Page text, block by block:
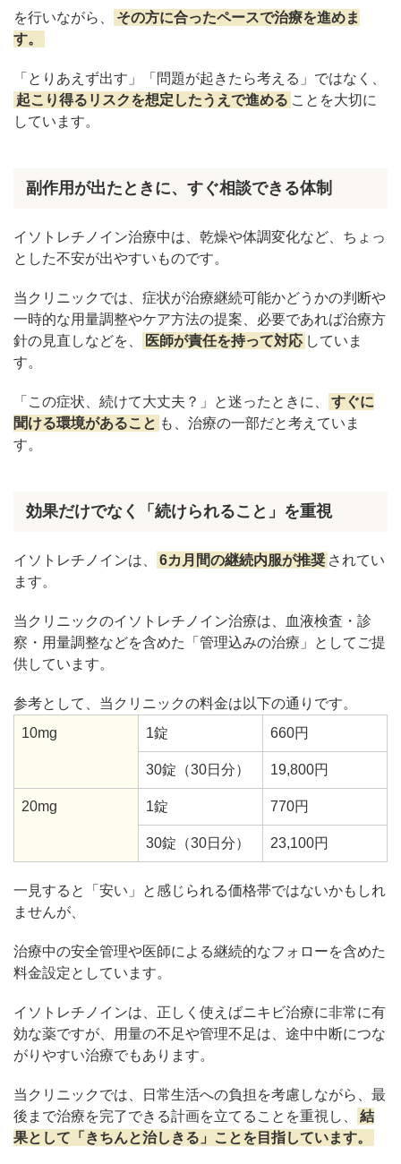
を行いながら、
その方に合ったペースで治療を進めま
す。
「とりあえず出す」「問題が起きたら考える」ではなく、
起こり得るリスクを想定したうえで進める ことを大切に
しています。
副作用が出たときに、すぐ相談できる体制
イソトレチノイン治療中は、乾燥や体調変化など、ちょっ
とした不安が出やすいものです。
当クリニックでは、症状が治療継続可能かどうかの判断や
一時的な用量調整やケア方法の提案、必要であれば治療方
針の見直しなどを、
医師が責任を持って対応 していま
す。
「この症状、続けて大丈夫？」と迷ったときに、
すぐに
聞ける環境があること も、治療の一部だと考えていま
す。
効果だけでなく「続けられること」を重視
イソトレチノインは、 6カ月間の継続内服が推奨 されてい
ます。
当クリニックのイソトレチノイン治療は、血液検査・診
察・用量調整などを含めた「管理込みの治療」としてご提
供しています。
参考として、当クリニックの料金は以下の通りです。
10mg
1錠 660円
30錠（30日分） 19,800円
20mg 1錠 770円
30錠（30日分） 23,100円
一見すると「安い」と感じられる価格帯ではないかもしれ
ませんが、
治療中の安全管理や医師による継続的なフォローを含めた
料金設定としています。
イソトレチノインは、正しく使えばニキビ治療に非常に有
効な薬ですが、用量の不足や管理不足は、途中中断につな
がりやすい治療でもあります。
当クリニックでは、日常生活への負担を考慮しながら、最
後まで治療を完了できる計画を立てることを重視し、
結
果として「きちんと治しきる」ことを目指しています。